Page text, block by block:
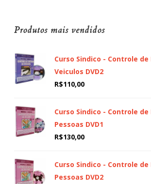
Produtos mais vendidos
Curso Sindico - Controle
Veiculos DVD2
R$110,00
Curso Sindico - Controle
Pessoas DVD1
R$130,00
Curso Sindico - Controle
Pessoas DVD2